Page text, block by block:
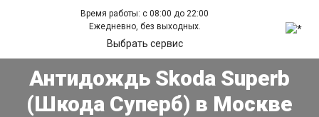
Время работы: с 08:00 до 22:00
Ежедневно, без выходных.
Выбрать сервис
Антидождь Skoda Superb
(Шкода Суперб) в Москве